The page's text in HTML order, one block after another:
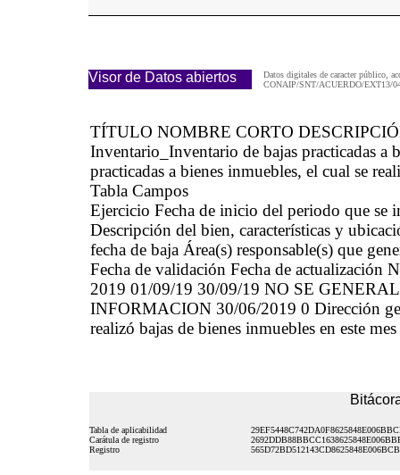
Visor de Datos abiertos
Datos digitales de caracter público,
CONAIP/SNT/ACUERDO/EXT13/
TÍTULO NOMBRE CORTO
Inventario_Inventario de bajas practicadas
practicadas a bienes inmuebles, el cual se
Tabla Campos
Ejercicio Fecha de inicio del periodo que se
Descripción del bien, características y
fecha de baja Área(s) responsable(s) que
Fecha de validación Fecha de actualización
2019 01/09/19 30/09/19 NO SE
INFORMACION 30/06/2019 0 Dirección
realizó bajas de bienes inmuebles en este
Tabla de aplicabilidad
Carátula de registro
Registro